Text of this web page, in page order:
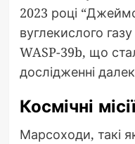
2023 році
вуглекислого
WASP-39b, що
дослідженні
Космічні
Марсоходи, такі